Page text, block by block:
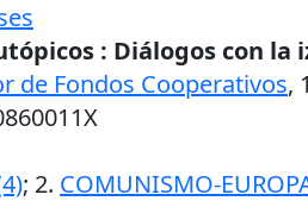
: Diálogos con la
de Fondos Cooperativos,
; 2. COMUNISMO-